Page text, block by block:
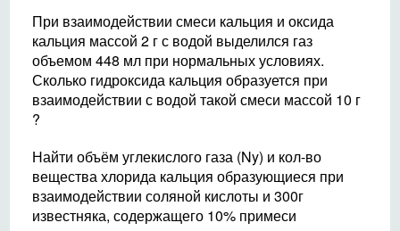
При взаимодействии смеси кальция и оксида
кальция массой 2 г с водой выделился газ
объемом 448 мл при нормальных условиях.
Сколько гидроксида кальция образуется при
взаимодействии с водой такой смеси массой 10 г
?
Найти объём углекислого газа (Ny) и кол-во
вещества хлорида кальция образующиеся при
взаимодействии соляной кислоты и 300г
известняка, содержащего 10% примеси